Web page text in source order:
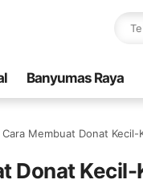
Banyumas Raya
Cara Membuat Donat Kecil-
Donat